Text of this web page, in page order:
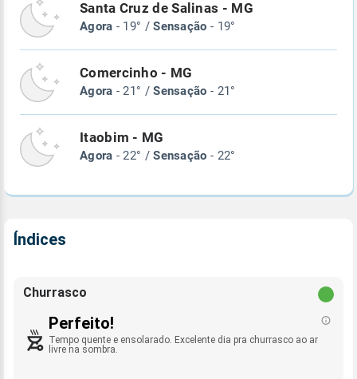
Santa Cruz de Salinas - MG
Agora - 19° /Sensação - 19°
Comercinho - MG
Agora - 21° /Sensação - 21°
Itaobim - MG
Agora - 22° /Sensação - 22°
Índices
Churrasco
Perfeito!
Tempo quente e ensolarado. Excelente dia pra churrasco ao ar
livre na sombra.